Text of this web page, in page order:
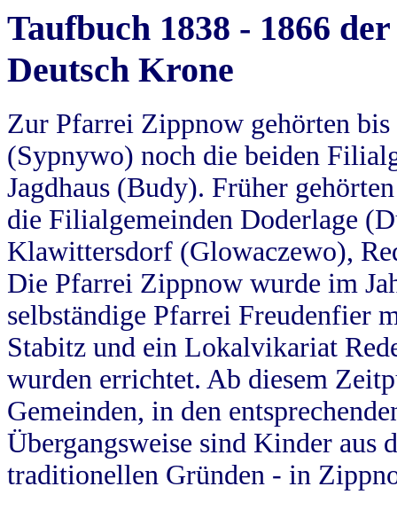
Taufbuch 1838 - 1866
Deutsch Krone
Zur Pfarrei Zippnow gehörten
(Sypnywo) noch die beiden
Jagdhaus (Budy). Früher
die Filialgemeinden Doderlage
Klawittersdorf (Glowaczewo),
Die Pfarrei Zippnow wurde im
selbständige Pfarrei Freudenfier
Stabitz und ein Lokalvikariat
wurden errichtet. Ab diesem
Gemeinden, in den
Übergangsweise sind Kinder aus
traditionellen Gründen - in